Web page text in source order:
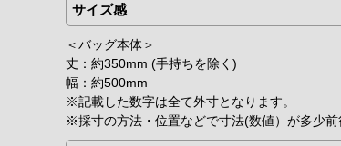
サイズ感
＜バッグ本体＞
丈：約350mm (手持ちを除く)
幅：約500mm
※記載した数字は全て外寸となります。
※採寸の方法・位置などで寸法(数値）が多少前